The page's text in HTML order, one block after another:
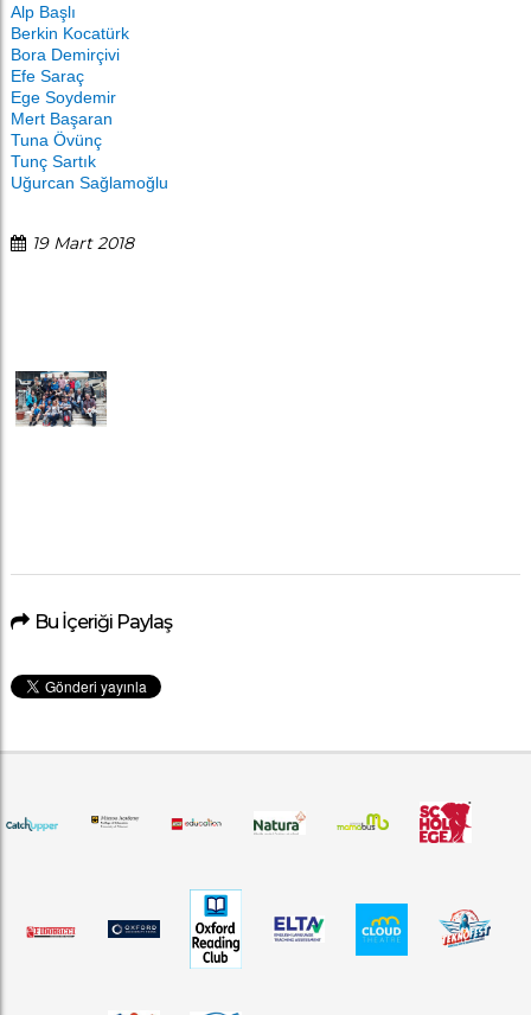
Alp Başlı
Berkin Kocatürk
Bora Demirçivi
Efe Saraç
Ege Soydemir
Mert Başaran
Tuna Övünç
Tunç Sartık
Uğurcan Sağlamoğlu
19 Mart 2018
Bu İçeriği Paylaş